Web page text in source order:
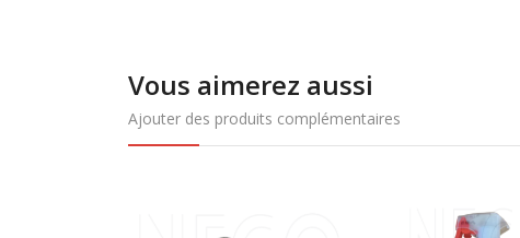
Vous aimerez aussi
Ajouter des produits complémentaires